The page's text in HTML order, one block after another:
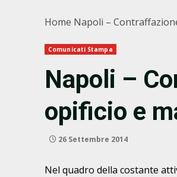
Home Napoli –
Comunicati Stampa
Napoli –
opificio e
26 Settembre 2014
Nel quadro della costante